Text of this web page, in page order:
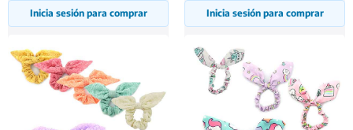
Inicia sesión para comprar Inicia sesión para comprar